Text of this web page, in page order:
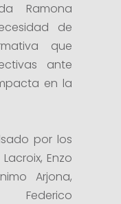
Ramona
de
que
ante
en la
por los
Enzo
Arjona,
Federico